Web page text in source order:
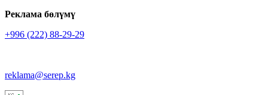
Реклама бөлүмү
+996 (222) 88-29-29
reklama@serep.kg